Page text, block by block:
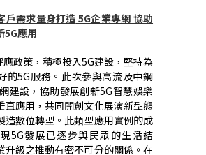
戶需求量身打造 5G企業專網 協助
5G應用
應政策，積極投入5G建設，堅持為
的5G服務。此次參與高流及中鋼
建設，協助發展創新5G智慧娛樂
直應用，共同開創文化展演新型態
造數位轉型。此類型應用實例的成
5G發展已逐步與民眾的生活結
升級之推動有密不可分的關係。在